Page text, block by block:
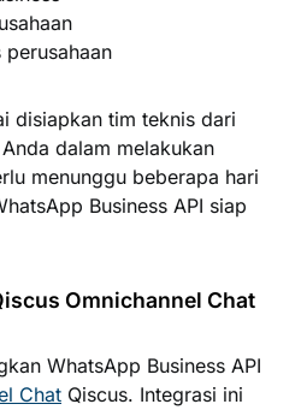
disiapkan tim teknis dari
dalam melakukan
menunggu beberapa hari
Business API siap
Omnichannel Chat
WhatsApp Business API
Chat Qiscus. Integrasi ini